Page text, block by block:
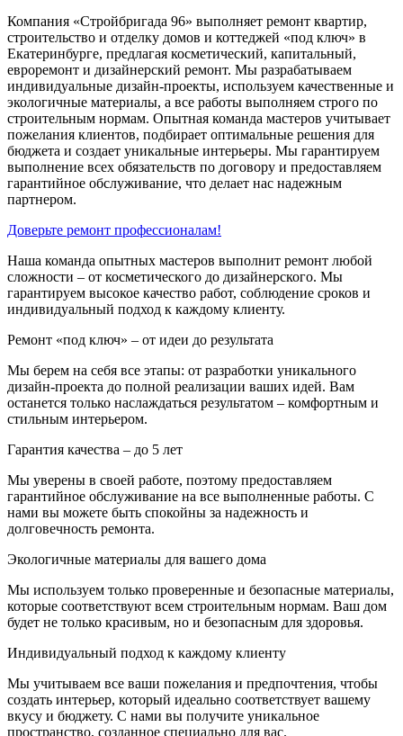
Компания «Стройбригада 96» выполняет ремонт квартир,
строительство и отделку домов и коттеджей «под ключ» в
Екатеринбурге, предлагая косметический, капитальный,
евроремонт и дизайнерский ремонт. Мы разрабатываем
индивидуальные дизайн-проекты, используем качественные и
экологичные материалы, а все работы выполняем строго по
строительным нормам. Опытная команда мастеров учитывает
пожелания клиентов, подбирает оптимальные решения для
бюджета и создает уникальные интерьеры. Мы гарантируем
выполнение всех обязательств по договору и предоставляем
гарантийное обслуживание, что делает нас надежным
партнером.
Доверьте ремонт профессионалам!
Наша команда опытных мастеров выполнит ремонт любой
сложности – от косметического до дизайнерского. Мы
гарантируем высокое качество работ, соблюдение сроков и
индивидуальный подход к каждому клиенту.
Ремонт «под ключ» – от идеи до результата
Мы берем на себя все этапы: от разработки уникального
дизайн-проекта до полной реализации ваших идей. Вам
останется только наслаждаться результатом – комфортным и
стильным интерьером.
Гарантия качества – до 5 лет
Мы уверены в своей работе, поэтому предоставляем
гарантийное обслуживание на все выполненные работы. С
нами вы можете быть спокойны за надежность и
долговечность ремонта.
Экологичные материалы для вашего дома
Мы используем только проверенные и безопасные материалы,
которые соответствуют всем строительным нормам. Ваш дом
будет не только красивым, но и безопасным для здоровья.
Индивидуальный подход к каждому клиенту
Мы учитываем все ваши пожелания и предпочтения, чтобы
создать интерьер, который идеально соответствует вашему
вкусу и бюджету. С нами вы получите уникальное
пространство, созданное специально для вас.